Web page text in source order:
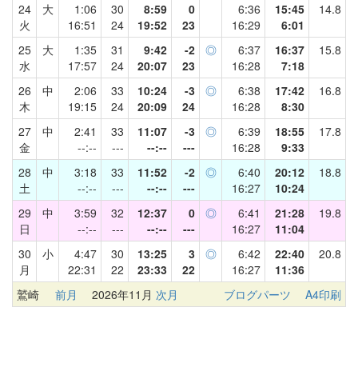
24
火
大
1:06
16:51
30
24
8:59
19:52
0
23
6:36
16:29
15:45
6:01
14.8
25
水
大
1:35
17:57
31
24
9:42
20:07
-2
23
◎
6:37
16:28
16:37
7:18
15.8
26
木
中
2:06
19:15
33
24
10:24
20:09
-3
24
◎
6:38
16:28
17:42
8:30
16.8
27
金
中
2:41
--:--
33
---
11:07
--:--
-3
---
◎
6:39
16:28
18:55
9:33
17.8
28
土
中
3:18
--:--
33
---
11:52
--:--
-2
---
◎
6:40
16:27
20:12
10:24
18.8
29
日
中
3:59
--:--
32
---
12:37
--:--
0
---
◎
6:41
16:27
21:28
11:04
19.8
30
月
小
4:47
22:31
30
22
13:25
23:33
3
22
◎
6:42
16:27
22:40
11:36
20.8
鷲崎 前月 2026年11月 次月 ブログパーツ A4印刷